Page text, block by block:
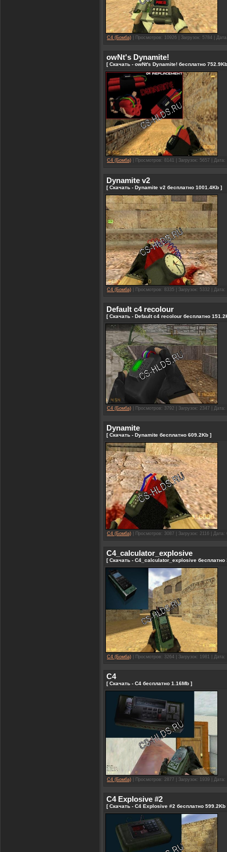
C4 (Бомба) | Просмотров: 10926 | Загрузок: 5784 |
owNt's Dynamite!
[ Скачать - owNt's Dynamite! бесплатно
C4 (Бомба) | Просмотров: 8141 | Загрузок: 5657 | Дата:
Dynamite v2
[ Скачать - Dynamite v2 бесплатно 1001.4Kb ]
C4 (Бомба) | Просмотров: 8335 | Загрузок: 5332 | Дата:
Default c4 recolour
[ Скачать - Default c4 recolour бесплатно
C4 (Бомба) | Просмотров: 3792 | Загрузок: 2347 | Дата:
Dynamite
[ Скачать - Dynamite бесплатно 609.2Kb ]
C4 (Бомба) | Просмотров: 3087 | Загрузок: 2116 | Дата:
C4_calculator_explosive
[ Скачать - C4_calculator_explosive бесплатно
C4 (Бомба) | Просмотров: 3264 | Загрузок: 1981 | Дата:
C4
[ Скачать - C4 бесплатно 1.16Mb ]
C4 (Бомба) | Просмотров: 2877 | Загрузок: 1939 | Дата:
C4 Explosive #2
[ Скачать - C4 Explosive #2 бесплатно 599.2Kb